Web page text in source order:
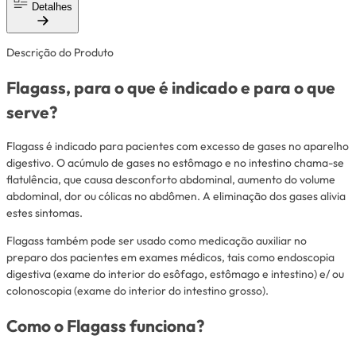
Detalhes
Descrição do Produto
Flagass, para o que é indicado e para o que
serve?
Flagass é indicado para pacientes com excesso de gases no aparelho
digestivo. O acúmulo de gases no estômago e no intestino chama-se
flatulência, que causa desconforto abdominal, aumento do volume
abdominal, dor ou cólicas no abdômen. A eliminação dos gases alivia
estes sintomas.
Flagass também pode ser usado como medicação auxiliar no
preparo dos pacientes em exames médicos, tais como endoscopia
digestiva (exame do interior do esôfago, estômago e intestino) e/ ou
colonoscopia (exame do interior do intestino grosso).
Como o Flagass funciona?